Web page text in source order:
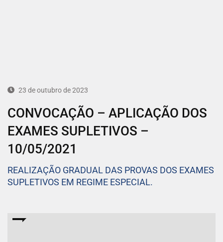
23 de outubro de 2023
CONVOCAÇÃO – APLICAÇÃO DOS
EXAMES SUPLETIVOS –
10/05/2021
REALIZAÇÃO GRADUAL DAS PROVAS DOS EXAMES
SUPLETIVOS EM REGIME ESPECIAL.